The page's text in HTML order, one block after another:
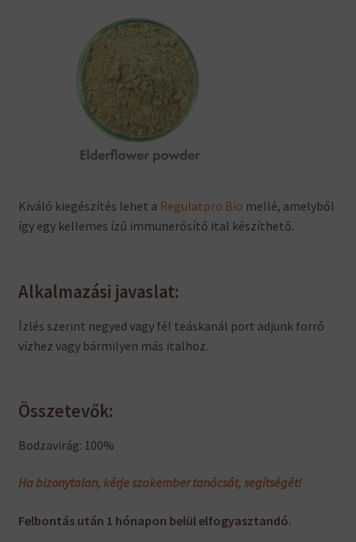
Kiváló kiegészítés lehet a Regulatpro Bio mellé, amelyből
így egy kellemes ízű immunerősítő ital készíthető.
Alkalmazási javaslat:
Ízlés szerint negyed vagy fél teáskanál port adjunk forró
vízhez vagy bármilyen más italhoz.
Összetevők:
Bodzavirág: 100%
Ha bizonytalan, kérje szakember tanácsát, segítségét!
Felbontás után 1 hónapon belül elfogyasztandó.